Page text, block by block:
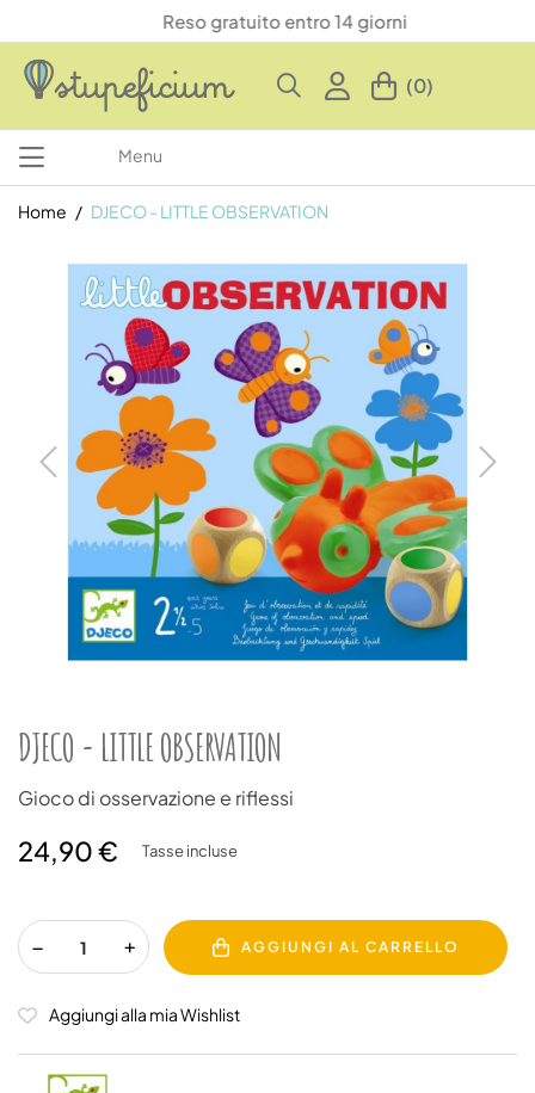
Reso gratuito entro 14 giorni
(0)
Menu
Home DJECO - LITTLE OBSERVATION
DJECO - LITTLE OBSERVATION
Gioco di osservazione e riflessi
24,90 € Tasse incluse
AGGIUNGI AL CARRELLO
Aggiungi alla mia Wishlist